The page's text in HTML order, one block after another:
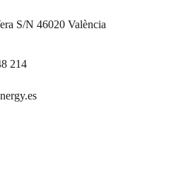
S/N 46020 València
214